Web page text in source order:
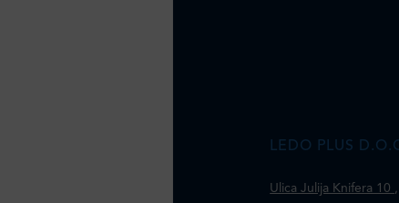
LEDO PLUS
Ulica Julija Knifera 10 ,